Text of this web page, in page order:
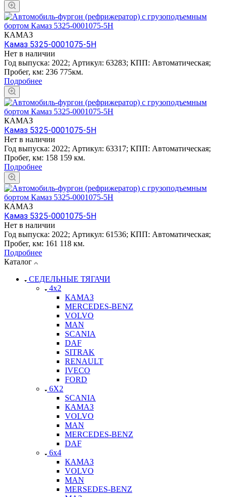
КАМАЗ
Камаз 5325-0001075-5H
Нет в наличии
Год выпуска: 2022; Артикул: 63283; КПП: Автоматическая;
Пробег, км: 236 775км.
Подробнее
КАМАЗ
Камаз 5325-0001075-5H
Нет в наличии
Год выпуска: 2022; Артикул: 63317; КПП: Автоматическая;
Пробег, км: 158 159 км.
Подробнее
КАМАЗ
Камаз 5325-0001075-5H
Нет в наличии
Год выпуска: 2022; Артикул: 61536; КПП: Автоматическая;
Пробег, км: 161 118 км.
Подробнее
Каталог
СЕДЕЛЬНЫЕ ТЯГАЧИ
4x2
КАМАЗ
MERCEDES-BENZ
VOLVO
MAN
SCANIA
DAF
SITRAK
RENAULT
IVECO
FORD
6X2
SCANIA
КАМАЗ
VOLVO
MAN
MERCEDES-BENZ
DAF
6x4
КАМАЗ
VOLVO
MAN
MERSEDES-BENZ